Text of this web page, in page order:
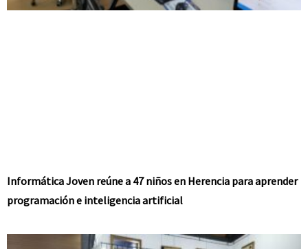
Informática Joven reúne a 47 niños en Herencia para aprender
programación e inteligencia artificial